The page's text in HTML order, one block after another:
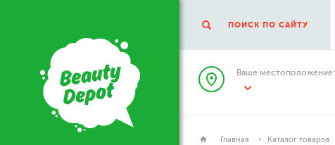
ПОИСК ПО САЙТУ
Ваше местоположение:
Главная Каталог товаров